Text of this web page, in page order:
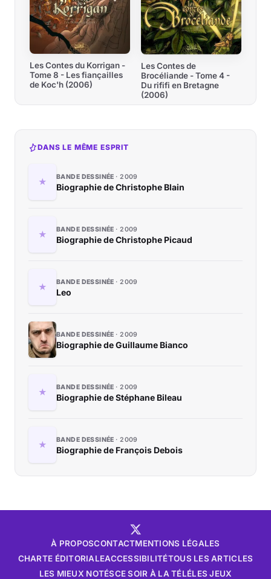
Les Contes du Korrigan -
Tome 8 - Les fiançailles
de Koc'h (2006)
Les Contes de
Brocéliande - Tome 4 -
Du rififi en Bretagne
(2006)
DANS LE MÊME ESPRIT
BANDE DESSINÉE 2009
Biographie de Christophe Blain
BANDE DESSINÉE 2009
Biographie de Christophe Picaud
BANDE DESSINÉE 2009
Leo
BANDE DESSINÉE 2009
Biographie de Guillaume Bianco
BANDE DESSINÉE 2009
Biographie de Stéphane Bileau
BANDE DESSINÉE 2009
Biographie de François Debois
À PROPOSCONTACTMENTIONS LÉGALES
CHARTE ÉDITORIALEACCESSIBILITÉTOUS LES ARTICLES
LES MIEUX NOTÉSCE SOIR À LA TÉLÉLES JEUX